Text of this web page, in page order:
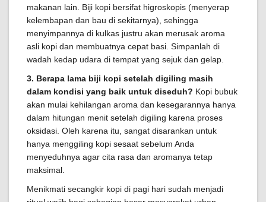
makanan lain. Biji kopi bersifat higroskopis (menyerap
kelembapan dan bau di sekitarnya), sehingga
menyimpannya di kulkas justru akan merusak aroma
asli kopi dan membuatnya cepat basi. Simpanlah di
wadah kedap udara di tempat yang sejuk dan gelap.
3. Berapa lama biji kopi setelah digiling masih
dalam kondisi yang baik untuk diseduh? Kopi bubuk
akan mulai kehilangan aroma dan kesegarannya hanya
dalam hitungan menit setelah digiling karena proses
oksidasi. Oleh karena itu, sangat disarankan untuk
hanya menggiling kopi sesaat sebelum Anda
menyeduhnya agar cita rasa dan aromanya tetap
maksimal.
Menikmati secangkir kopi di pagi hari sudah menjadi